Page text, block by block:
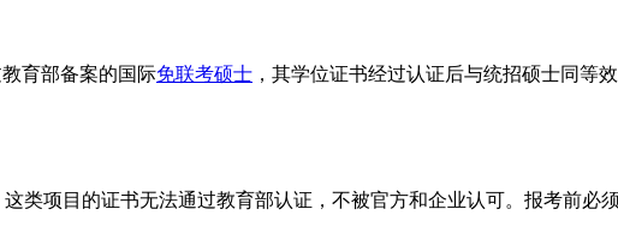
育部备案的国际免联考硕士 ，其学位证书经过认证后与统招硕士同等
类项目的证书无法通过教育部认证，不被官方和企业认可。报考前必